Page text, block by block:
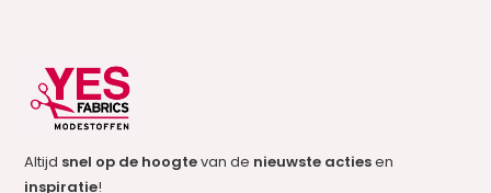
Altijd snel op de hoogtevan de nieuwste actiesen
inspiratie!